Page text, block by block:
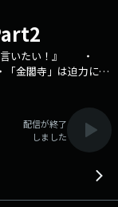
言いたい！』 ・
金閣寺」は迫力に圧
、 あなたが<あら
エコノモーニング
委員 鈴木亮さん』
曜日テーマ…グッ
の出来事、教えてく
配信が終了
しました